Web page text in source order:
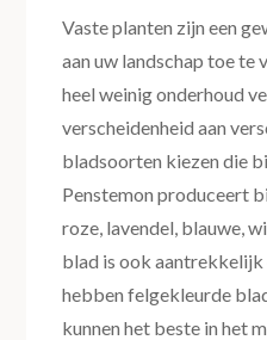
Vaste planten zijn een
aan uw landschap toe te
heel weinig onderhoud
verscheidenheid aan
bladsoorten kiezen die
Penstemon produceert
roze, lavendel, blauwe,
blad is ook aantrekkelijk
hebben felgekleurde
kunnen het beste in het